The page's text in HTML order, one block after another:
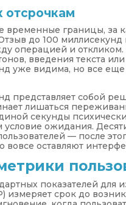
отсрочкам
временные границы, за
до 100 миллисекунд
операцией и откликом.
введения текста
уже видима, но все
представляет собой
лишаться
секунды
ожидания.
— после
вовсе оставляют
показателей для
измеряет срок до